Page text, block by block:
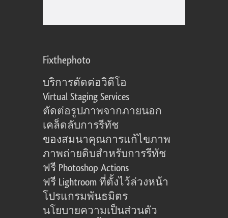
Fixthephoto
บริการตัดต่อวิดีโอ
Virtual Staging Services
ตัดต่อรูปภาพจากภายนอก
เคล็ดลับการรีทัช
ของสมนาคุณการแก้ไขภาพ
ภาพถ่ายดิบสำหรับการรีทัช
ฟรี Photoshop Actions
ฟรี Lightroom ที่ตั้งไว้ล่วงหน้า
โปรแกรมพันธมิตร
นโยบายความเป็นส่วนตัว